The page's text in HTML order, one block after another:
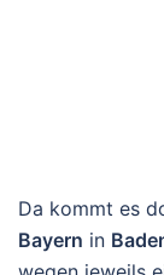
Da kommt es
Bayern in